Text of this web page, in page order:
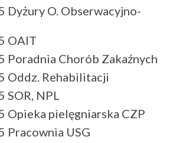
Dyżury O. Obserwacyjno-
OAIT
Poradnia Chorób Zakaźnych
Oddz. Rehabilitacji
SOR, NPL
Opieka pielęgniarska CZP
Pracownia USG